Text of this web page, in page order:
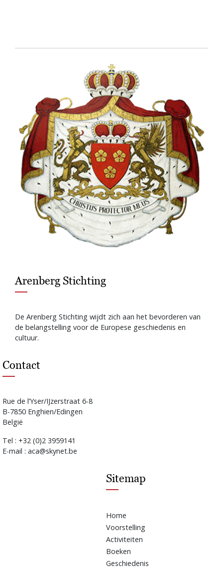
Arenberg Stichting
De Arenberg Stichting wijdt zich aan het bevorderen van
de belangstelling voor de Europese geschiedenis en
cultuur.
Contact
Rue de l’Yser/IJzerstraat 6-8
B-7850 Enghien/Edingen
België
Tel : +32 (0)2 3959141
E-mail : aca@skynet.be
Sitemap
Home
Voorstelling
Activiteiten
Boeken
Geschiedenis